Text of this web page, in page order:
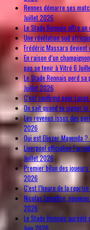
Rennes démarre ses
Juillet 2026
Le Stade Rennais offre
Une révélation sud
Frédéric Massara
En raison d’un
pas se tenir à Vitré 6
Le Stade Rennais perd
Juillet 2026
C’est confirmé pour
On sait quand va signer
Les revenus issus des
2026
Qui est Eliezer Mayenda ?
Liverpool officialise
Juillet 2026
Premier bilan des joueurs
2026
C’est l’heure de la
Nicolas Lemaître,
2026
Le Stade Rennais
Juin 2026